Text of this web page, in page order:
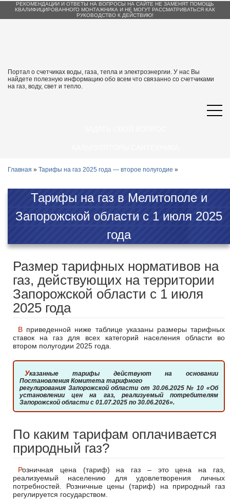
РЕКОМЕНДАЦИИ И ОТВЕТЫ НА ВОПРОСЫ НА САЙТЕ НЕ ЗАМЕНЯТ ПОМОЩЬ
КВАЛИФИЦИРОВАННОГО МОНТАЖНИКА И НЕ МОГУТ РАССМАТРИВАТЬСЯ КАК
РУКОВОДСТВО К ДЕЙСТВИЮ!
Портал о счетчиках воды, газа, тепла и электроэнергии. У нас Вы
найдете полезную информацию обо всем что связанно со счетчиками
на газ, воду, свет и тепло.
Главная » Тарифы на газ 2025 года — второе полугодие »
Тарифы на газ в Мелитополе и
Запорожской области с 1 июля 2025
года
Размер тарифных нормативов на
газ, действующих на территории
Запорожской области с 1 июля
2025 года
В приведенной ниже таблице указаны размеры тарифных
ставок на газ для всех категорий населения области во
втором полугодии 2025 года.
Указанные тарифы действуют на основании
Постановления Комитета тарифного
регулирования Запорожской области от 30.06.2025 № 10 «Об
установлении цен на газ, реализуемый потребителям
Запорожской области с 01.07.2025 по 30.06.2026».
По каким тарифам оплачивается
природный газ?
Розничная цена (тариф) на газ – это цена на газ,
реализуемый населению для удовлетворения личных
потребностей. Розничные цены (тариф) на природный газ
регулируется государством.